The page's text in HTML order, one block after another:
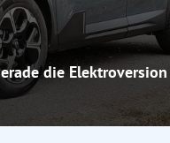
die Elektroversion